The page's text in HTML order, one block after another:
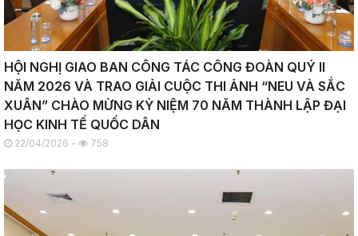
HỘI NGHỊ GIAO BAN CÔNG TÁC CÔNG ĐOÀN QUÝ II
NĂM 2026 VÀ TRAO GIẢI CUỘC THI ẢNH “NEU VÀ SẮC
XUÂN” CHÀO MỪNG KỶ NIỆM 70 NĂM THÀNH LẬP ĐẠI
HỌC KINH TẾ QUỐC DÂN
22/04/2026 - 758